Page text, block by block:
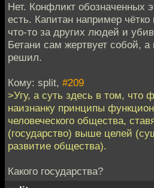
Нет. Конфликт обозначенных
есть. Капитан например чётко
что-то за других людей и
Бетани сам жертвует собой, а
решил.
Кому: split, #209
>Угу, а суть здесь в том, что
наизнанку принципы
человеческого общества,
(государство) выше целей
развитие общества).
Какого государства?